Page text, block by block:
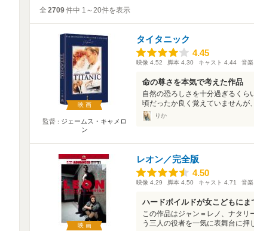
全 2709件中 1～20件を表示
映画
監督
ジェームス・キャメロ
ン
タイタニック
4.45
4.45
映像 4.52 脚本 4.30 キャスト 4.44 音楽
命の尊さを本気で考えた作品
自然の恐ろしさを十分過ぎるくら
頃だったか良く覚えていませんが
りか
映画
レオン／完全版
4.50
4.50
映像 4.29 脚本 4.50 キャスト 4.71 音楽
ハードボイルドが女こどもに
この作品はジャン＝レノ、ナタリ
う三人の役者を一気に表舞台に押